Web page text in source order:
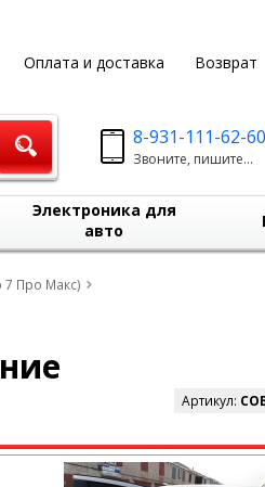
Оплата и доставка Возврат
8-931-111-62-60
Звоните, пишите...
Электроника для
авто
7 Про Макс)
Артикул: